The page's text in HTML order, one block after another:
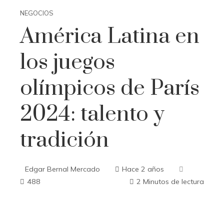
NEGOCIOS
América Latina en
los juegos
olímpicos de París
2024: talento y
tradición
Edgar Bernal Mercado
Hace 2 años
488
2 Minutos de lectura